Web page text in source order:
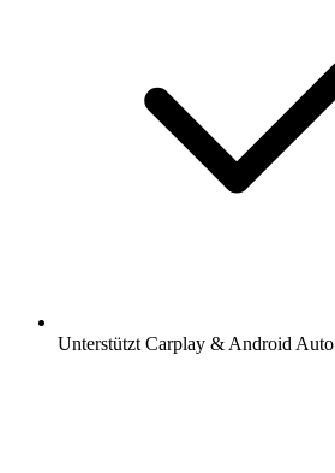
Unterstützt Carplay & Android Auto